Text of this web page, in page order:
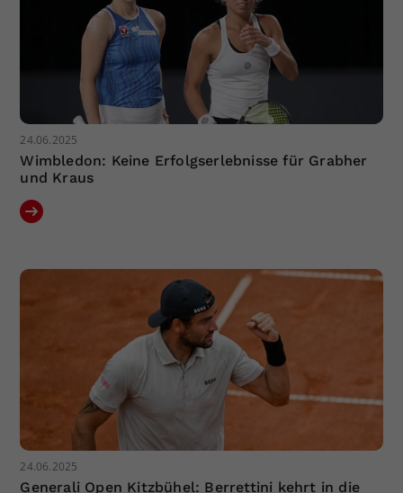
24.06.2025
Wimbledon: Keine Erfolgserlebnisse für Grabher
und Kraus
24.06.2025
Generali Open Kitzbühel: Berrettini kehrt in die